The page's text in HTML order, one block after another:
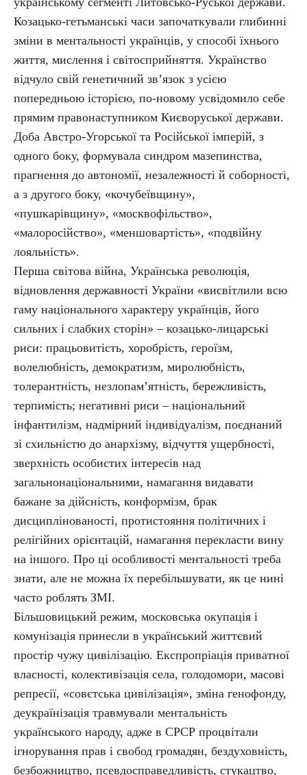
Козацько-гетьманські часи започаткували глибинні
зміни в ментальності українців, у способі їхнього
життя, мислення і світосприйняття. Українство
відчуло свій генетичний зв’язок з усією
попередньою історією, по-новому усвідомило себе
прямим правонаступником Києворуської держави.
Доба Австро-Угорської та Російської імперій, з
одного боку, формувала синдром мазепинства,
прагнення до автономії, незалежності й соборності,
а з другого боку, «кочубеївщину»,
«пушкарівщину», «москвофільство»,
«малоросійство», «меншовартість», «подвійну
лояльність».
Перша світова війна, Українська революція,
відновлення державності України «висвітлили всю
гаму національного характеру українців, його
сильних і слабких сторін» – козацько-лицарські
риси: працьовитість, хоробрість, героїзм,
волелюбність, демократизм, миролюбність,
толерантність, незлопам’ятність, бережливість,
терпимість; негативні риси – національний
інфантилізм, надмірний індивідуалізм, поєднаний
зі схильністю до анархізму, відчуття ущербності,
зверхність особистих інтересів над
загальнонаціональними, намагання видавати
бажане за дійсність, конформізм, брак
дисциплінованості, протистояння політичних і
релігійних орієнтацій, намагання перекласти вину
на іншого. Про ці особливості ментальності треба
знати, але не можна їх перебільшувати, як це нині
часто роблять ЗМІ.
Більшовицький режим, московська окупація і
комунізація принесли в український життєвий
простір чужу цивілізацію. Експропріація приватної
власності, колективізація села, голодомори, масові
репресії, «совєтська цивілізація», зміна генофонду,
деукраїнізація травмували ментальність
українського народу, адже в СРСР процвітали
ігнорування прав і свобод громадян, бездуховність,
безбожництво, псевдосправедливість, стукацтво,